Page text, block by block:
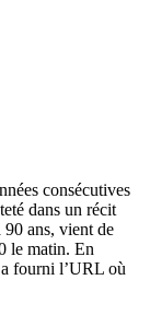
consécutives
dans un récit
90 ans, vient de
le matin. En
a fourni l’URL où